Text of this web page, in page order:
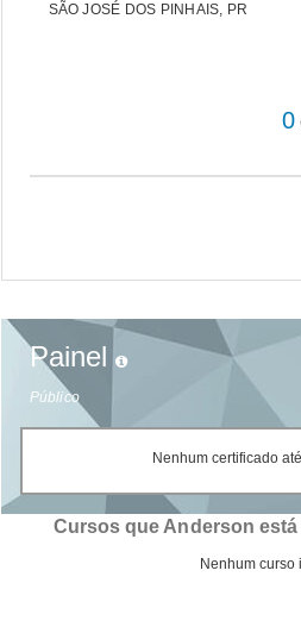
SÃO JOSÉ DOS PINHAIS, PR
0
Painel
Público
Nenhum certificado
Cursos que Anderson
Nenhum curso